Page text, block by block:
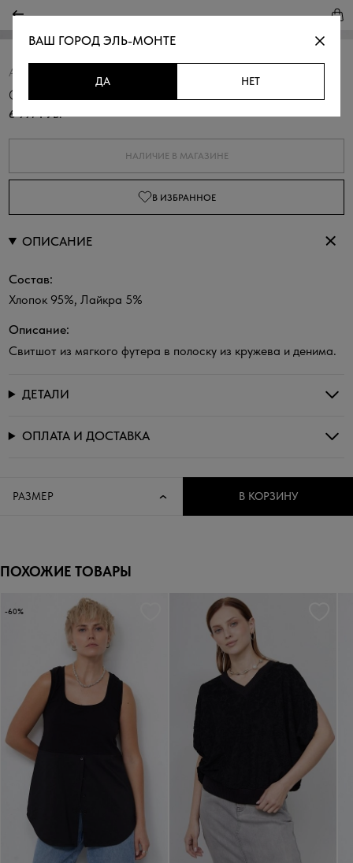
Артикул:
Свитшот со вставками из кружева
6 997 РУБ.
НАЛИЧИЕ В МАГАЗИНЕ
В ИЗБРАННОЕ
ОПИСАНИЕ
Состав:
Хлопок 95%, Лайкра 5%
Описание:
Свитшот из мягкого футера в полоску из кружева и денима.
ДЕТАЛИ
ОПЛАТА И ДОСТАВКА
РАЗМЕР В КОРЗИНУ
ПОХОЖИЕ ТОВАРЫ
-60%
ВАШ ГОРОДЭЛЬ-МОНТЕ
ДА НЕТ